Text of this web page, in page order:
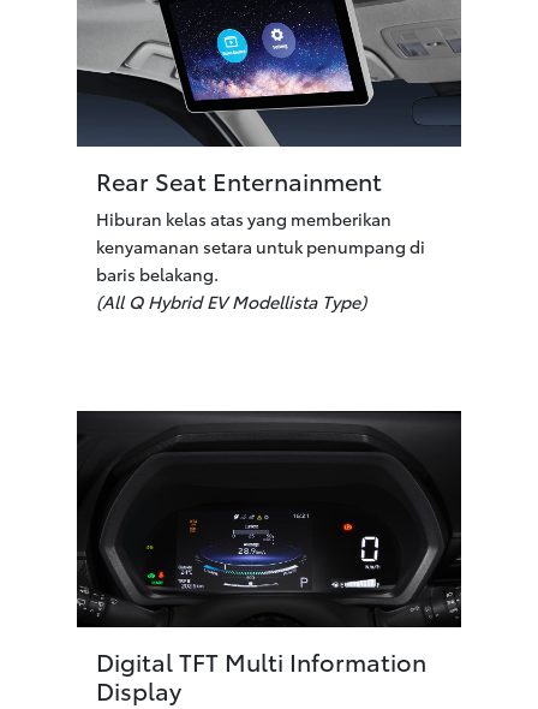
Rear Seat Enternainment
Hiburan kelas atas yang memberikan
kenyamanan setara untuk penumpang di
baris belakang.
(All Q Hybrid EV Modellista Type)
Digital TFT Multi Information
Display